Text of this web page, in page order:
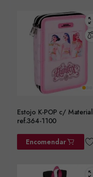
Estojo K-POP c/ Material
ref.364-1100
Encomendar